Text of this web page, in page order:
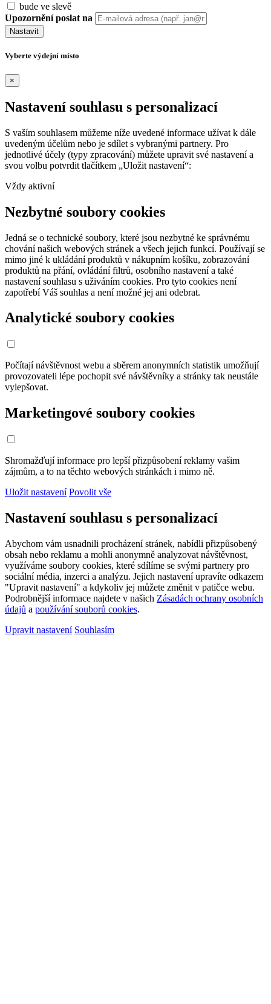
bude ve slevě
Upozornění poslat na
Nastavit
Vyberte výdejní místo
×
Nastavení souhlasu s personalizací
S vaším souhlasem můžeme níže uvedené informace užívat k dále
uvedeným účelům nebo je sdílet s vybranými partnery. Pro
jednotlivé účely (typy zpracování) můžete upravit své nastavení a
svou volbu potvrdit tlačítkem „Uložit nastavení“:
Vždy aktivní
Nezbytné soubory cookies
Jedná se o technické soubory, které jsou nezbytné ke správnému
chování našich webových stránek a všech jejich funkcí. Používají se
mimo jiné k ukládání produktů v nákupním košíku, zobrazování
produktů na přání, ovládání filtrů, osobního nastavení a také
nastavení souhlasu s uživáním cookies. Pro tyto cookies není
zapotřebí Váš souhlas a není možné jej ani odebrat.
Analytické soubory cookies
Počítají návštěvnost webu a sběrem anonymních statistik umožňují
provozovateli lépe pochopit své návštěvníky a stránky tak neustále
vylepšovat.
Marketingové soubory cookies
Shromažďují informace pro lepší přizpůsobení reklamy vašim
zájmům, a to na těchto webových stránkách i mimo ně.
Uložit nastavení Povolit vše
Nastavení souhlasu s personalizací
Abychom vám usnadnili procházení stránek, nabídli přizpůsobený
obsah nebo reklamu a mohli anonymně analyzovat návštěvnost,
využíváme soubory cookies, které sdílíme se svými partnery pro
sociální média, inzerci a analýzu. Jejich nastavení upravíte odkazem
"Upravit nastavení" a kdykoliv jej můžete změnit v patičce webu.
Podrobnější informace najdete v našich Zásadách ochrany osobních
údajů a používání souborů cookies.
Upravit nastavení Souhlasím